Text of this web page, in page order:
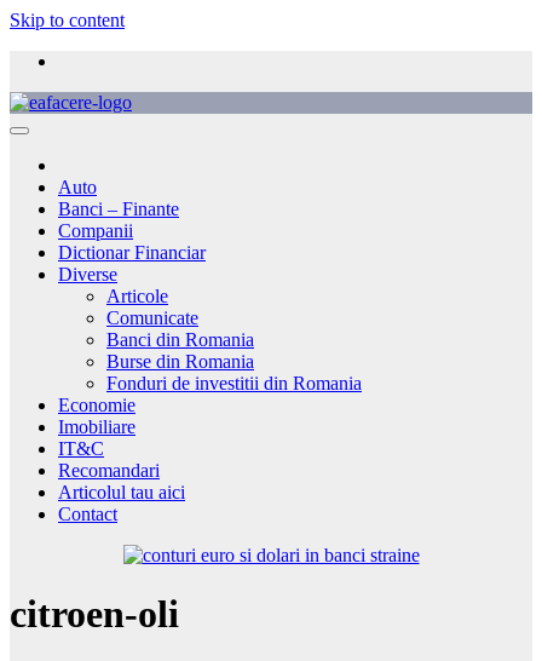
Skip to content
Auto
Banci – Finante
Companii
Dictionar Financiar
Diverse
Articole
Comunicate
Banci din Romania
Burse din Romania
Fonduri de investitii din Romania
Economie
Imobiliare
IT&C
Recomandari
Articolul tau aici
Contact
citroen-oli